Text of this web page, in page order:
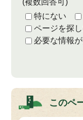
(複数回答可)
特にない
ページを探
必要な情報
このペ